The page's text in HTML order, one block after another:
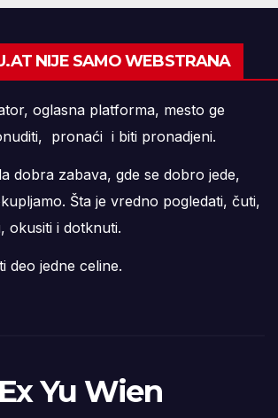
NIJE SAMO WEBSTRANA
oglasna platforma, mesto ge
pronaći i biti pronadjeni.
dobra zabava, gde se dobro jede,
Šta je vredno pogledati, čuti,
okusiti i dotknuti.
deo jedne celine.
Ex Yu Wien